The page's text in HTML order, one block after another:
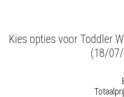
Kies opties voor Toddler
(18/